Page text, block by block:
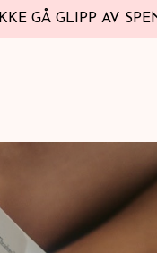
IKKE GÅ GLIPP AV